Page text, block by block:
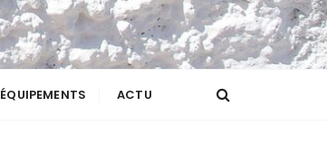
ÉQUIPEMENTS ACTU